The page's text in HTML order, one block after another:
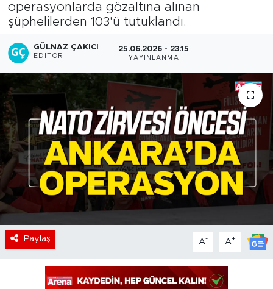
operasyonlarda gözaltına alınan
şüphelilerden 103'ü tutuklandı.
GÜLNAZ ÇAKICI
EDITÖR
25.06.2026 - 23:15
YAYINLANMA
Paylaş A- A+
Son Dakika Haberleri
Haber Arşivi